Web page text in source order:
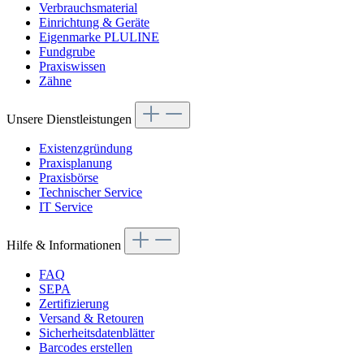
Verbrauchsmaterial
Einrichtung & Geräte
Eigenmarke PLULINE
Fundgrube
Praxiswissen
Zähne
Unsere Dienstleistungen
Existenzgründung
Praxisplanung
Praxisbörse
Technischer Service
IT Service
Hilfe & Informationen
FAQ
SEPA
Zertifizierung
Versand & Retouren
Sicherheitsdatenblätter
Barcodes erstellen